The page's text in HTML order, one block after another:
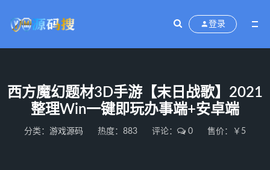
登录
西方魔幻题材3D手游【末日战歌】2021
整理Win一键即玩办事端+安卓端
分类： 游戏源码 热度：883 评论： 0 售价：￥5